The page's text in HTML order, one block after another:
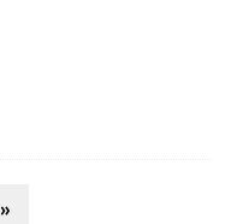
»